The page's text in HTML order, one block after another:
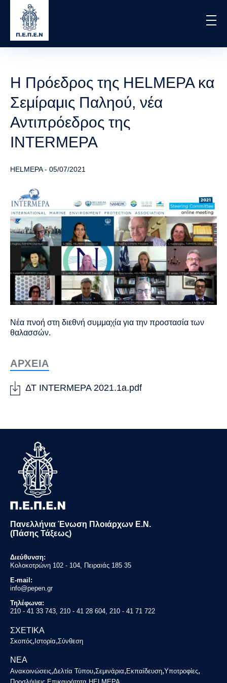
content
Η Πρόεδρος της HELMEPA κα
Σεμίραμις Παληού, νέα
Αντιπρόεδρος της
INTERMEPA
HELMEPA- 05/07/2021
Νέα πνοή στη διεθνή συμμαχία για την προστασία των
θαλασσών.
ΑΡΧΕΙΑ
ΔΤ INTERMEPA 2021.1a.pdf
Πανελλήνια Ένωση Πλοιάρχων Ε.Ν.
(Πάσης Τάξεως)
Διεύθυνση:
Κολοκοτρώνη 102 - 104, Πειραιάς 185 35
E-mail:
info@pepen.gr
Τηλέφωνα:
210 - 41 33 743, 210 - 41 28 604, 210 - 41 71 722
ΣΧΕΤΙΚΑ
Σκοπός, Ιστορία,Σύνθεση
ΝΕΑ
Ανακοινώσεις,Δελτία Τύπου,Σεμινάρια, Εκπαίδευση,Υποτροφίες,